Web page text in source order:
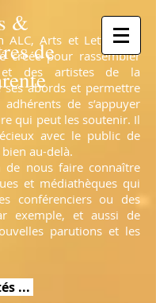
&
de
Arts et Lettres de
créée pour rassembler
et des artistes de la
ses abords et permettre
de s’appuyer
qui peut les soutenir. Il
avec le public de
au-delà.
de nous faire connaître
et médiathèques qui
conférenciers ou des
exemple, et aussi de
parutions et les
...